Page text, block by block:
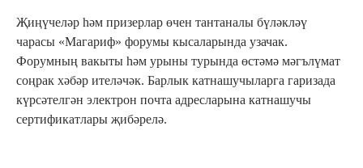
Җиңүчеләр һәм призерлар өчен тантаналы бүләкләү
чарасы «Магариф» форумы кысаларында узачак.
Форумның вакыты һәм урыны турында өстәмә мәгълүмат
соңрак хәбәр ителәчәк. Барлык катнашучыларга гаризада
күрсәтелгән электрон почта адресларына катнашучы
сертификатлары җибәрелә.